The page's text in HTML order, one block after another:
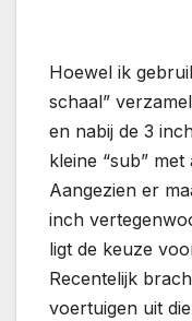
Hoewel ik
schaal”
en nabij de 3
kleine “sub” met
Aangezien er
inch
ligt de keuze
Recentelijk
voertuigen uit